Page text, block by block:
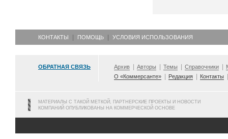
КОНТАКТЫ ПОМОЩЬ УСЛОВИЯ ИСПОЛЬЗОВАНИЯ
ОБРАТНАЯ СВЯЗЬ Архив Авторы Темы Справочники
О «Коммерсанте»
Редакция Контакты
МАТЕРИАЛЫ С ТАКОЙ МЕТКОЙ, ПАРТНЕРСКИЕ ПРОЕКТЫ И НОВОСТИ
КОМПАНИЙ ОПУБЛИКОВАНЫ НА КОММЕРЧЕСКОЙ ОСНОВЕ